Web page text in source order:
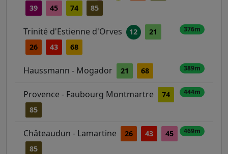
39
45 74 85
Trinité d'Estienne d'Orves 12
21
26
43 68
376m
Haussmann - Mogador 21 68 389m
Provence - Faubourg Montmartre
74
85
444m
Châteaudun - Lamartine 26 43
45
85
469m